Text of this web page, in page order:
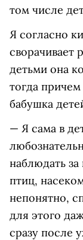
том числе
Я согласно
сворачивает
детьми она
тогда
бабушка
— Я сама в
наблюдать
птиц,
непонятно,
для этого
сразу после